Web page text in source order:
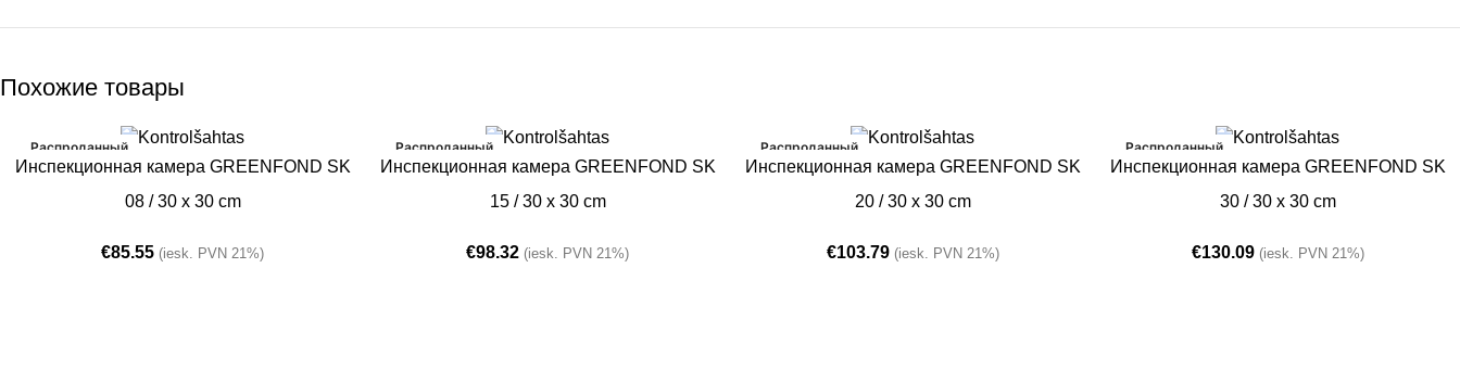
Похожие товары
Распроданный
ПОДРОБНЕЕ
Инспекционная камера GREENFOND SK
08 / 30 x 30 cm
€85.55 (iesk. PVN 21%)
Распроданный
ПОДРОБНЕЕ
Инспекционная камера GREENFOND SK
15 / 30 x 30 cm
€98.32 (iesk. PVN 21%)
Распроданный
ПОДРОБНЕЕ
Инспекционная камера GREENFOND SK
20 / 30 x 30 cm
€103.79 (iesk. PVN 21%)
Распроданный
ПОДРОБНЕЕ
Инспекционная камера GREENFOND SK
30 / 30 x 30 cm
€130.09 (iesk. PVN 21%)